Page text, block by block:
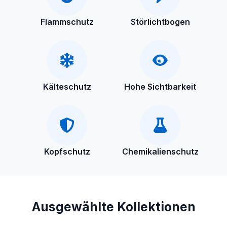
Flammschutz Störlichtbogen
Kälteschutz Hohe Sichtbarkeit
Kopfschutz Chemikalienschutz
Ausgewählte Kollektionen